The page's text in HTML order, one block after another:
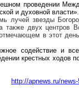
проведении
и духовной власти».
лучей звезды
двух центров
в этот
содействие и
крестных ходов
http://apnews.ru/news-